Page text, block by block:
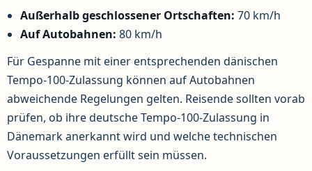
Außerhalb geschlossener Ortschaften: 70 km/h
Auf Autobahnen: 80 km/h
Für Gespanne mit einer entsprechenden dänischen
Tempo-100-Zulassung können auf Autobahnen
abweichende Regelungen gelten. Reisende sollten vorab
prüfen, ob ihre deutsche Tempo-100-Zulassung in
Dänemark anerkannt wird und welche technischen
Voraussetzungen erfüllt sein müssen.